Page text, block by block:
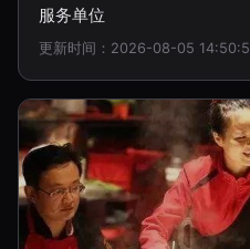
服务单位
更新时间：2026-08-05